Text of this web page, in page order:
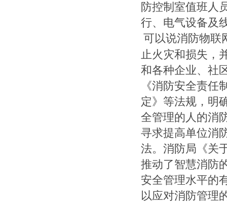
防控制室值班人
行、电气设备及
可以说消防物联
止火灾和损失，
和各种企业、社
《消防安全责
定》等法规，明
全管理的人的消
寻求提高单位消
法。消防局《关
推动了智慧消防
安全管理水平的
以应对消防管理